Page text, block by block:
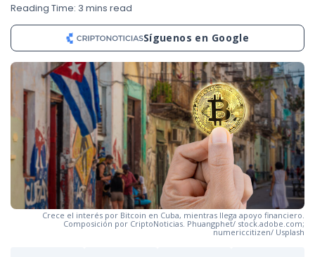
Reading Time: 3 mins read
Síguenos en Google
Crece el interés por Bitcoin en Cuba, mientras llega apoyo financiero.
Composición por CriptoNoticias. Phuangphet/ stock.adobe.com;
numericcitizen/ Usplash